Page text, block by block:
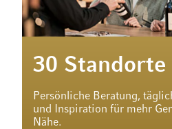
30 Standorte
Persönliche Beratung,
und Inspiration für mehr
Nähe.